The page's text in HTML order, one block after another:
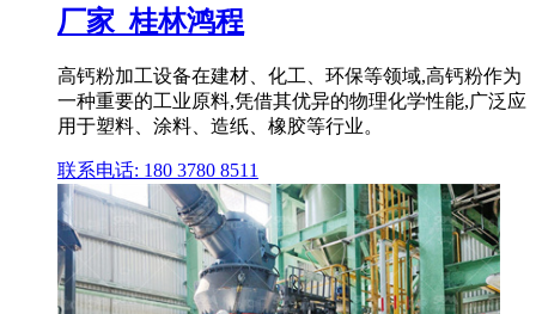
厂家_桂林鸿程
高钙粉加工设备在建材、化工、环保等领域,高钙粉作为
一种重要的工业原料,凭借其优异的物理化学性能,广泛应
用于塑料、涂料、造纸、橡胶等行业。
联系电话: 180 3780 8511